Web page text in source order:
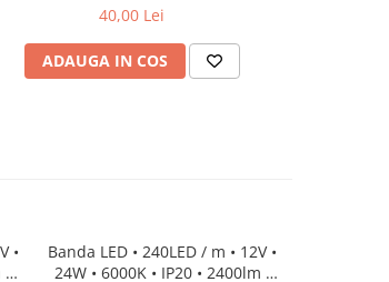
40,00 Lei
ADAUGA IN COS
•
Banda LED • 240LED / m • 12V •
24W • 6000K • IP20 • 2400lm •